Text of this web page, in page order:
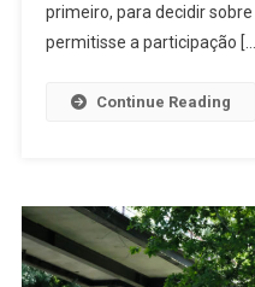
primeiro, para decidir
permitisse a participação
Continue Reading